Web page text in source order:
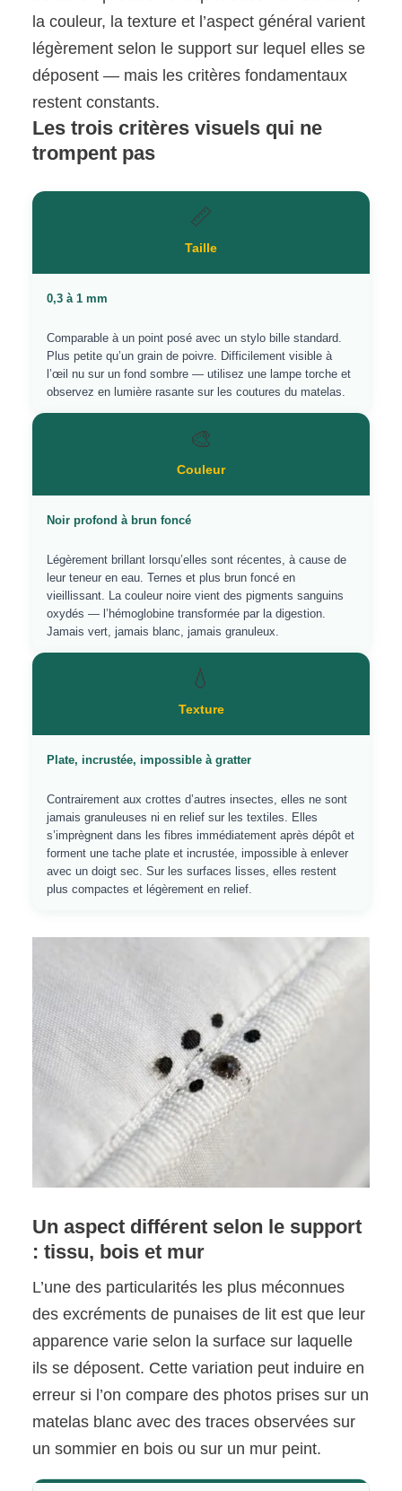
la couleur, la texture et l’aspect général varient
légèrement selon le support sur lequel elles se
déposent — mais les critères fondamentaux
restent constants.
Les trois critères visuels qui ne
trompent pas
📏
Taille
0,3 à 1 mm
Comparable à un point posé avec un stylo bille standard.
Plus petite qu’un grain de poivre. Difficilement visible à
l’œil nu sur un fond sombre — utilisez une lampe torche et
observez en lumière rasante sur les coutures du matelas.
🎨
Couleur
Noir profond à brun foncé
Légèrement brillant lorsqu’elles sont récentes, à cause de
leur teneur en eau. Ternes et plus brun foncé en
vieillissant. La couleur noire vient des pigments sanguins
oxydés — l’hémoglobine transformée par la digestion.
Jamais vert, jamais blanc, jamais granuleux.
💧
Texture
Plate, incrustée, impossible à gratter
Contrairement aux crottes d’autres insectes, elles ne sont
jamais granuleuses ni en relief sur les textiles. Elles
s’imprègnent dans les fibres immédiatement après dépôt et
forment une tache plate et incrustée, impossible à enlever
avec un doigt sec. Sur les surfaces lisses, elles restent
plus compactes et légèrement en relief.
Un aspect différent selon le support
: tissu, bois et mur
L’une des particularités les plus méconnues
des excréments de punaises de lit est que leur
apparence varie selon la surface sur laquelle
ils se déposent. Cette variation peut induire en
erreur si l’on compare des photos prises sur un
matelas blanc avec des traces observées sur
un sommier en bois ou sur un mur peint.